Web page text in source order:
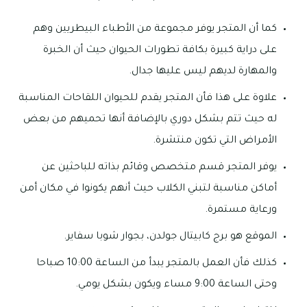
كما أن المتجر يوفر مجموعة من الأطباء البيطريين وهم
على دراية كبيرة بكافة تطورات الحيوان حيث أن الخبرة
والمهارة لديهم ليس عليها جدال.
علاوة على هذا فأن المتجر يقدم للحيوان اللقاحات المناسبة
له حيث تتم بشكل دوري بالإضافة أنها تحميهم من بعض
الأمراض التي تكون منتشرة.
يوفر المتجر قسم متخصص وقائم بذاته للباحثين عن
أماكن مناسبة لتبني الكلاب حيث أنهم يكونوا في مكان أمن
ورعاية مستمرة.
الموقع هو برج كابيتال جولدن، بجوار شوبا سفاير.
كذلك فأن العمل بالمتجر يبدأ من الساعة 10:00 صباحا
وحتى الساعة 9:00 مساء ويكون بشكل يومي.